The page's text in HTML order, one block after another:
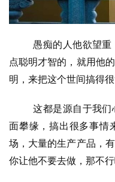
僧
音
高
僧
访
心
乐
菩
愚痴的人他欲望
点聪明才智的，就用他
明，来把这个世间搞得很
这都是源自于我
面攀缘，搞出很多事情
场，大量的生产产品，
你让他不要去做，那不